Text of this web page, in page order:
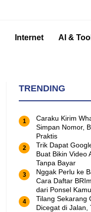
Internet AI &
TRENDING
Caraku Kirim
Simpan Nomor,
Praktis
Trik Dapat
Buat Bikin Video
Tanpa Bayar
Nggak Perlu ke
Cara Daftar
dari Ponsel Kamu
Tilang Sekarang
Dicegat di Jalan,